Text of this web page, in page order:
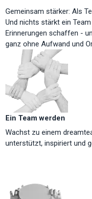
Gemeinsam stärker: Als
Und nichts stärkt ein
Erinnerungen schaffen -
ganz ohne Aufwand und
Ein Team werden
Wachst zu einem
unterstützt, inspiriert und